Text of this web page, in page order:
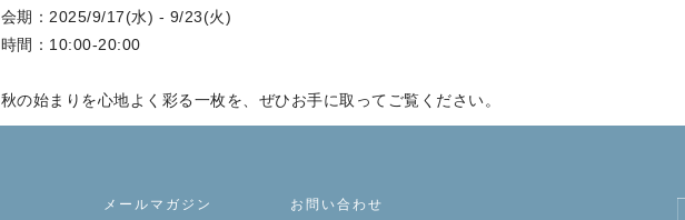
会期：2025/9/17(水) - 9/23(火)
時間：10:00-20:00
秋の始まりを心地よく彩る一枚を、ぜひお手に取ってご覧ください。
メールマガジン お問い合わせ